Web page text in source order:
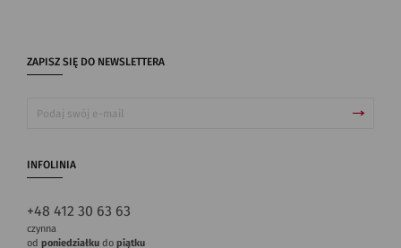
ZAPISZ SIĘ DO NEWSLETTERA
INFOLINIA
+48 412 30 63 63
czynna
od poniedziałku do piątku